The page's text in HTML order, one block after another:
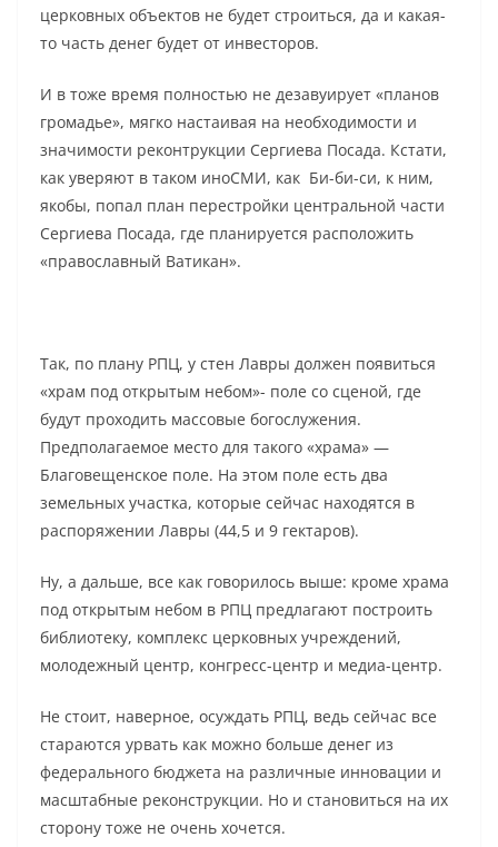
церковных объектов не будет строиться, да и какая-
то часть денег будет от инвесторов.
И в тоже время полностью не дезавуирует «планов
громадье», мягко настаивая на необходимости и
значимости реконтрукции Сергиева Посада. Кстати,
как уверяют в таком иноСМИ, как Би-би-си, к ним,
якобы, попал план перестройки центральной части
Сергиева Посада, где планируется расположить
«православный Ватикан».
Так, по плану РПЦ, у стен Лавры должен появиться
«храм под открытым небом»- поле со сценой, где
будут проходить массовые богослужения.
Предполагаемое место для такого «храма» —
Благовещенское поле. На этом поле есть два
земельных участка, которые сейчас находятся в
распоряжении Лавры (44,5 и 9 гектаров).
Ну, а дальше, все как говорилось выше: кроме храма
под открытым небом в РПЦ предлагают построить
библиотеку, комплекс церковных учреждений,
молодежный центр, конгресс-центр и медиа-центр.
Не стоит, наверное, осуждать РПЦ, ведь сейчас все
стараются урвать как можно больше денег из
федерального бюджета на различные инновации и
масштабные реконструкции. Но и становиться на их
сторону тоже не очень хочется.